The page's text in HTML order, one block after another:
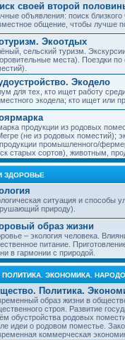
своей второй
объявления: поиск
общение, чтобы лучше
Экоотдых
сельский туризм.
места). Поездки
Экодело
для тех, кто ищет работу
экодела; кто ищет или
продукции из родовых
(не из родовых поместий);
промышленного/
старых сортов), животным,
ЗДОРОВЬЕ
ситуация и способы
природу).
образ жизни
– экология человека.
питание.
в гармонии с природой.
ЭКОНОМИКА.
Политика.
образ жизни в
строя. Развитие
обустройства родовых
идеи о родовом поместье.
коммерческая